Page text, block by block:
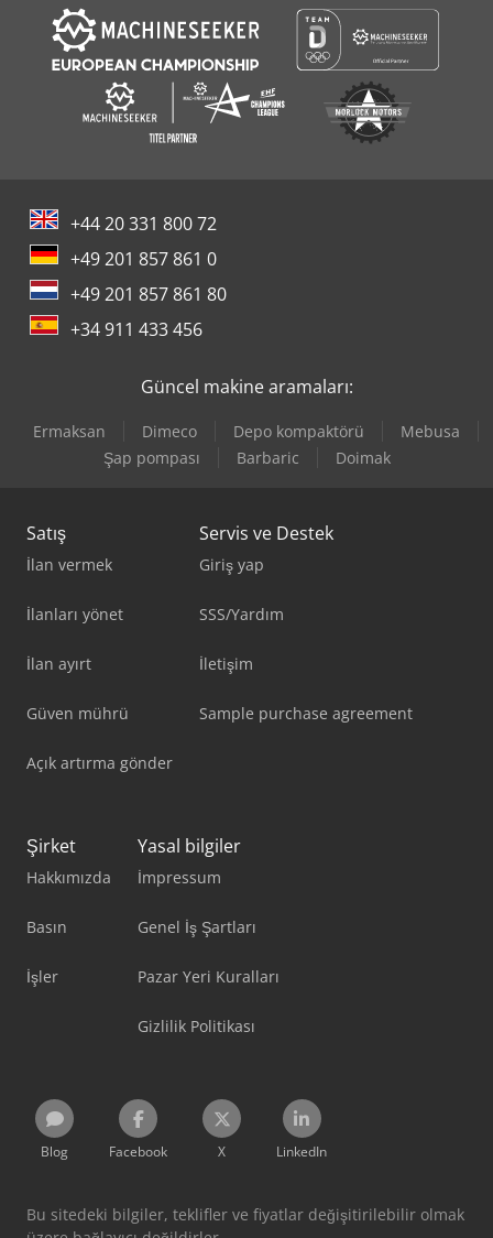
+44 20 331 800 72
+49 201 857 861 0
+49 201 857 861 80
+34 911 433 456
Güncel makine aramaları:
Ermaksan Dimeco Depo kompaktörü
Mebusa
Şap pompası
Barbaric Doimak
Satış
İlan vermek
İlanları yönet
İlan ayırt
Güven mührü
Açık artırma gönder
Servis ve Destek
Giriş yap
SSS/Yardım
İletişim
Sample purchase agreement
Şirket
Hakkımızda
Basın
İşler
Yasal bilgiler
İmpressum
Genel İş Şartları
Pazar Yeri Kuralları
Gizlilik Politikası
Blog Facebook X LinkedIn
Bu sitedeki bilgiler, teklifler ve fiyatlar değişitirilebilir olmak